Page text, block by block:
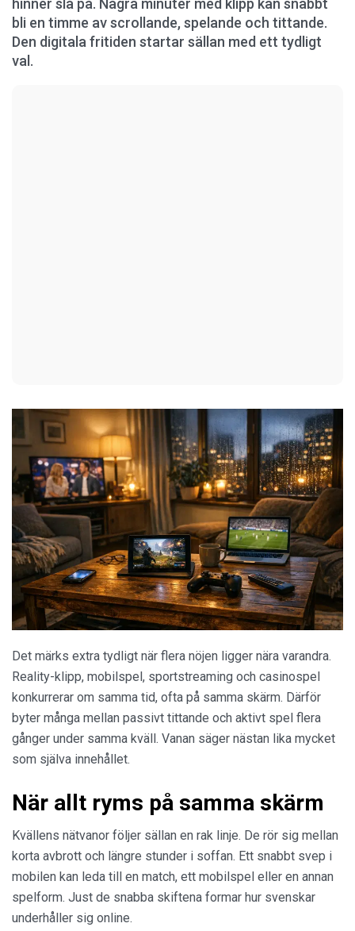
hinner slå på. Några minuter med klipp kan snabbt
bli en timme av scrollande, spelande och tittande.
Den digitala fritiden startar sällan med ett tydligt
val.
Det märks extra tydligt när flera nöjen ligger nära varandra.
Reality-klipp, mobilspel, sportstreaming och casinospel
konkurrerar om samma tid, ofta på samma skärm. Därför
byter många mellan passivt tittande och aktivt spel flera
gånger under samma kväll. Vanan säger nästan lika mycket
som själva innehållet.
När allt ryms på samma skärm
Kvällens nätvanor följer sällan en rak linje. De rör sig mellan
korta avbrott och längre stunder i soffan. Ett snabbt svep i
mobilen kan leda till en match, ett mobilspel eller en annan
spelform. Just de snabba skiftena formar hur svenskar
underhåller sig online.